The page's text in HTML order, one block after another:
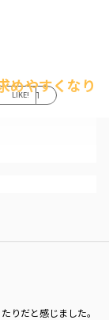
LIKE! 1
りだと感じました。
めやすくなり